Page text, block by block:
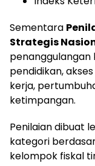
Sementara
Strategis
penanggulangan
pendidikan,
kerja,
ketimpangan.
Penilaian dibuat
kategori
kelompok fiskal